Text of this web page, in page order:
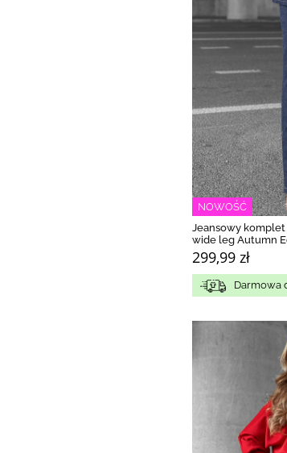
NOWOŚĆ
Jeansowy
wide leg Autumn
299,99 zł
Darmowa